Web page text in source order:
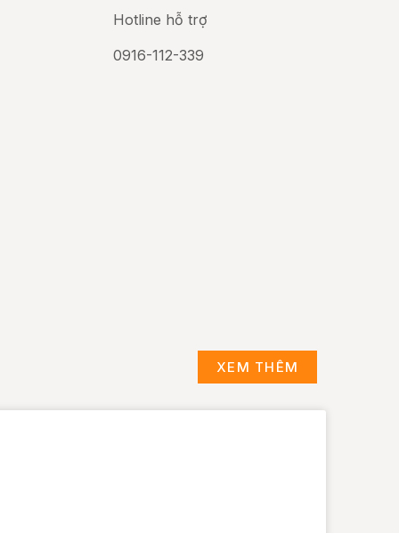
Hotline hỗ trợ
0916-112-339
XEM THÊM